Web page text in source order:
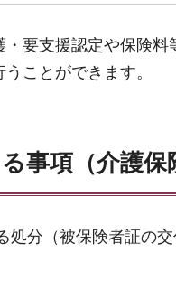
要支援認定や保険
ことができます。
事項（介護保
処分（被保険者証の